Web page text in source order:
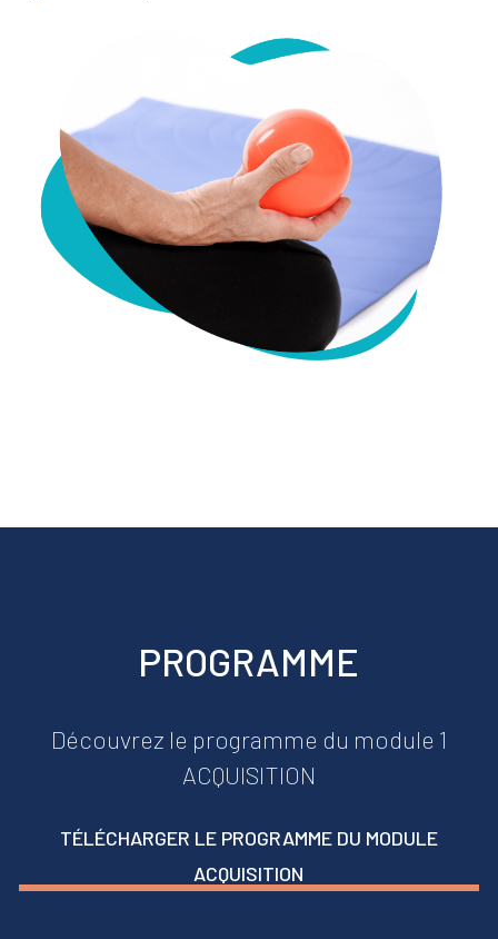
PROGRAMME
Découvrez le programme du module 1
ACQUISITION
TÉLÉCHARGER LE PROGRAMME DU MODULE
ACQUISITION